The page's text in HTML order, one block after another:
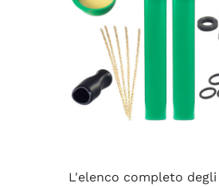
L'elenco completo